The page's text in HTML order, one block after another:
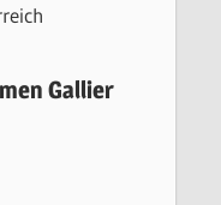
Gallier